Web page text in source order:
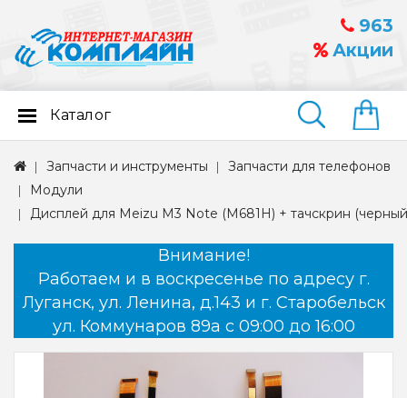
963
Акции
Найти
Каталог
Запчасти и инструменты
Запчасти для телефонов
Модули
Дисплей для Meizu M3 Note (M681H) + тачскрин
Внимание!
Работаем и в воскресенье по адресу г.
Луганск, ул. Ленина, д.143 и г. Старобельск
ул. Коммунаров 89а с 09:00 до 16:00